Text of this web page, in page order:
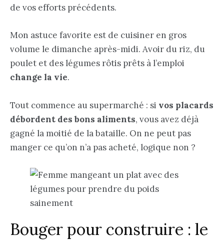
de vos efforts précédents.
Mon astuce favorite est de cuisiner en gros
volume le dimanche après-midi. Avoir du riz, du
poulet et des légumes rôtis prêts à l’emploi
change la vie.
Tout commence au supermarché : si vos placards
débordent des bons aliments, vous avez déjà
gagné la moitié de la bataille. On ne peut pas
manger ce qu’on n’a pas acheté, logique non ?
Bouger pour construire : le